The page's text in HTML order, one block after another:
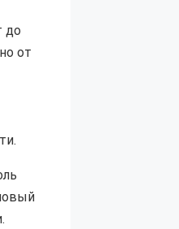
до
от